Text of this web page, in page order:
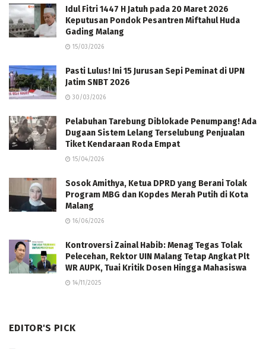
Idul Fitri 1447 H Jatuh pada 20 Maret 2026
Keputusan Pondok Pesantren Miftahul Huda
Gading Malang
15/03/2026
Pasti Lulus! Ini 15 Jurusan Sepi Peminat di UPN
Jatim SNBT 2026
30/03/2026
Pelabuhan Tarebung Diblokade Penumpang! Ada
Dugaan Sistem Lelang Terselubung Penjualan
Tiket Kendaraan Roda Empat
15/04/2026
Sosok Amithya, Ketua DPRD yang Berani Tolak
Program MBG dan Kopdes Merah Putih di Kota
Malang
16/06/2026
Kontroversi Zainal Habib: Menag Tegas Tolak
Pelecehan, Rektor UIN Malang Tetap Angkat Plt
WR AUPK, Tuai Kritik Dosen Hingga Mahasiswa
14/11/2025
EDITOR'S PICK